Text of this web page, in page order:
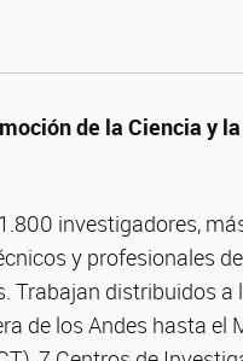
de la Ciencia y
investigadores,
y profesionales
distribuidos a
de los Andes hasta el